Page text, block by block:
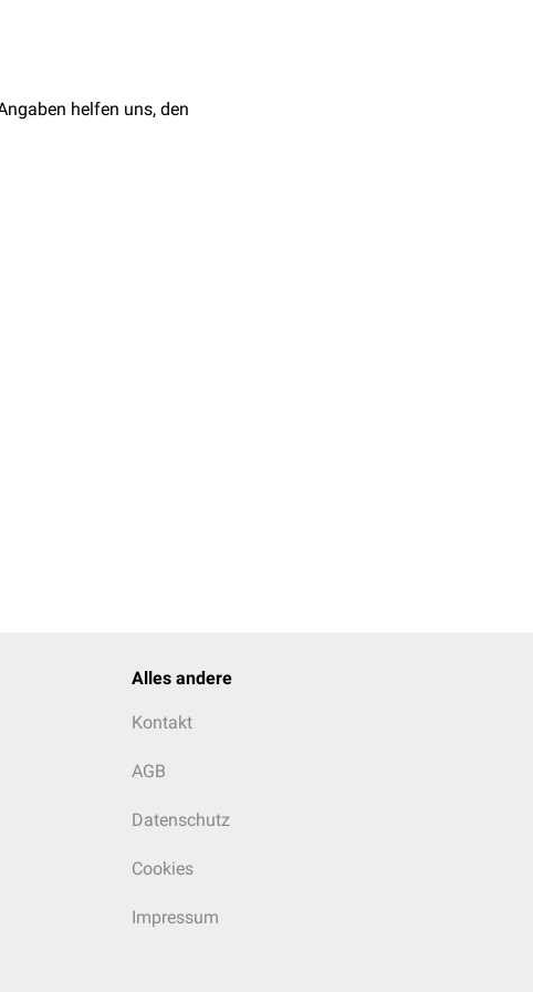
Einsatz verdrängt worden.
jedoch sind
helfen uns, den
Alles andere
Kontakt
AGB
Datenschutz
Cookies
Impressum